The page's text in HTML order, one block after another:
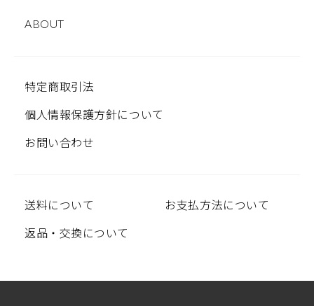
ABOUT
特定商取引法
個人情報保護方針について
お問い合わせ
送料について
お支払方法について
返品・交換について